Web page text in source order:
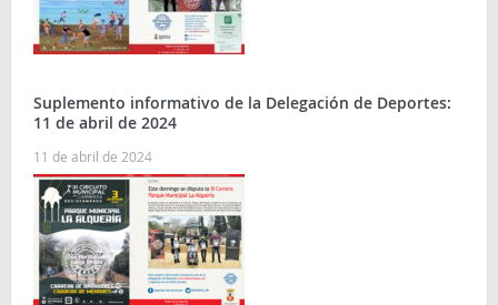
Suplemento informativo de la Delegación de Deportes:
11 de abril de 2024
11 de abril de 2024